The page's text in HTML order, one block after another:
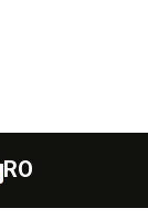
RO